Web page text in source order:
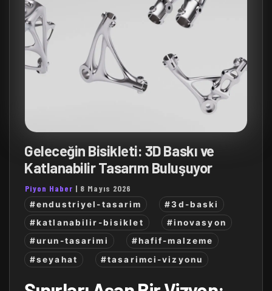
Geleceğin Bisikleti: 3D Baskı ve
Katlanabilir Tasarım Buluşuyor
Piyon Haber | 8 Mayıs 2026
#endustriyel-tasarim
#3d-baski
#katlanabilir-bisiklet
#inovasyon
#urun-tasarimi
#hafif-malzeme
#seyahat
#tasarimci-vizyonu